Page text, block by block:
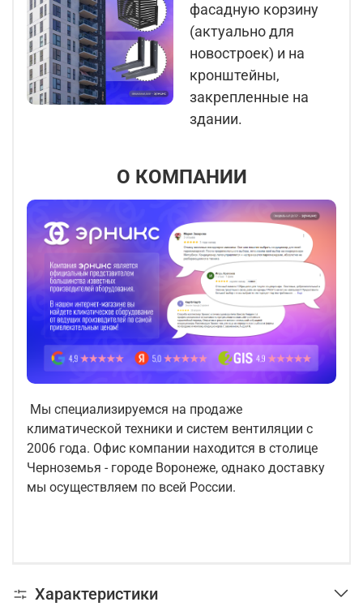
фасадную корзину
(актуально для
новостроек) и на
кронштейны,
закрепленные на
здании.
О КОМПАНИИ
Мы специализируемся на продаже
климатической техники и систем вентиляции с
2006 года. Офис компании находится в столице
Черноземья - городе Воронеже, однако доставку
мы осуществляем по всей России.
Характеристики